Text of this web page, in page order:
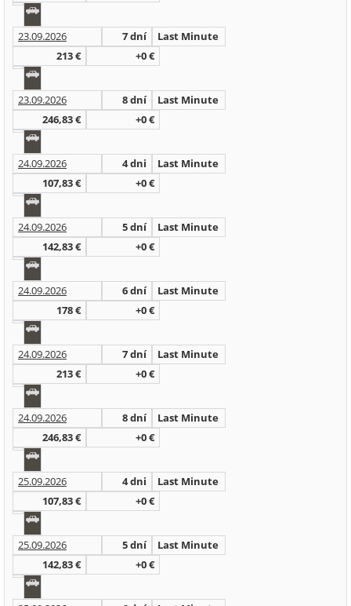
23.09.2026 7 dní
Last Minute
213 €
+0 €
23.09.2026 8 dní
Last Minute
246,83 €
+0 €
24.09.2026 4 dni
Last Minute
107,83 €
+0 €
24.09.2026 5 dní
Last Minute
142,83 €
+0 €
24.09.2026 6 dní
Last Minute
178 €
+0 €
24.09.2026 7 dní
Last Minute
213 €
+0 €
24.09.2026 8 dní
Last Minute
246,83 €
+0 €
25.09.2026 4 dni
Last Minute
107,83 €
+0 €
25.09.2026 5 dní
Last Minute
142,83 €
+0 €